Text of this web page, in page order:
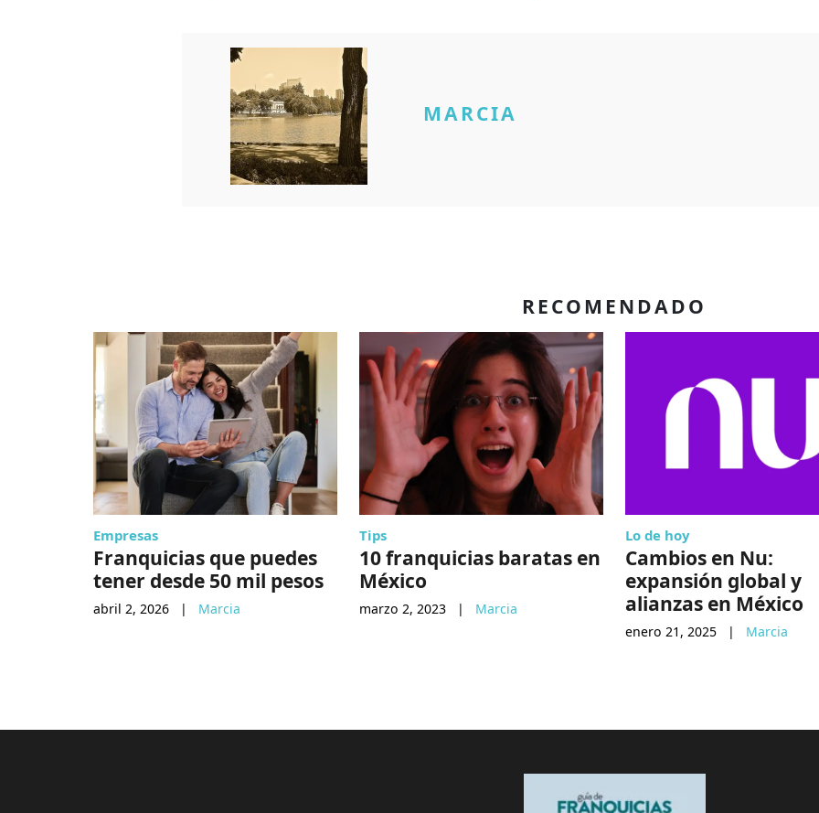
MARCIA
RECOMENDADO
Empresas
Franquicias que puedes
tener desde 50 mil pesos
abril 2, 2026 | Marcia
Tips
10 franquicias baratas en
México
marzo 2, 2023 | Marcia
Lo de hoy
Cambios en Nu:
expansión global y
alianzas en México
enero 21, 2025 | Marcia